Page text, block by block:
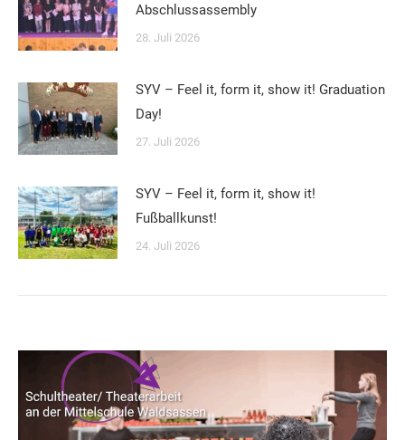
Abschlussassembly
28. Juli 2026
SYV – Feel it, form it, show it! Graduation
Day!
27. Juli 2026
SYV – Feel it, form it, show it!
Fußballkunst!
24. Juli 2026